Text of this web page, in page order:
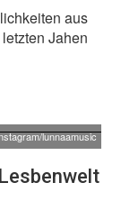
aus
Jahen
lunnaamusic